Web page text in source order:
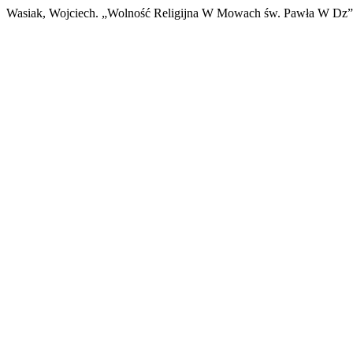
Wasiak, Wojciech. „Wolność Religijna W Mowach św. Pawła W